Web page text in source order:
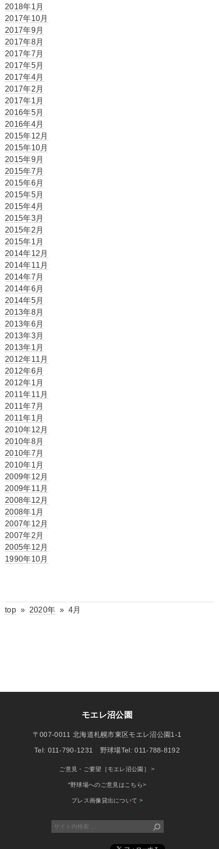
2018年1月
2017年10月
2017年9月
2017年8月
2017年7月
2017年5月
2017年4月
2017年2月
2017年1月
2016年5月
2016年4月
2015年12月
2015年10月
2015年9月
2015年7月
2015年6月
2015年5月
2015年4月
2015年3月
2015年2月
2015年1月
2014年12月
2014年11月
2014年7月
2014年6月
2014年5月
2013年8月
2013年6月
2013年3月
2013年1月
2012年11月
2012年6月
2012年1月
2011年11月
2011年7月
2011年1月
2010年12月
2010年8月
2010年7月
2010年1月
2009年12月
2009年11月
2008年12月
2008年1月
2007年12月
2007年2月
2005年12月
1990年10月
top» 2020年 » 4月
モエレ沼公園
〒007-0011 北海道札幌市東区モエレ沼公園1-1
Tel: 011-790-1231 野球場Tel: 011-788-8192
ご意見・ご要望［モエレ沼公園］>
*野球場へのご意見はこちら>
プレス画像貸出について >